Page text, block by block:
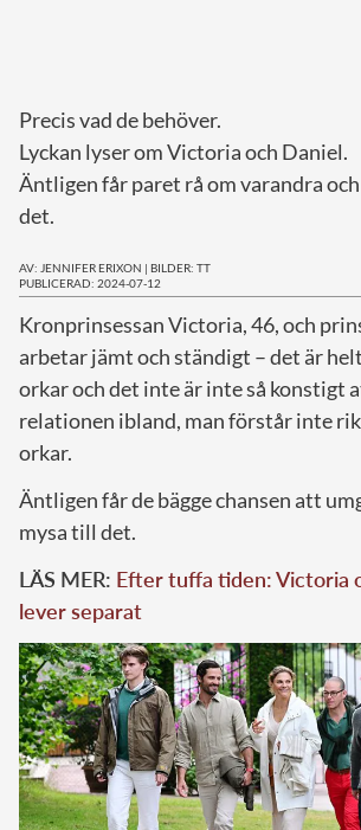
Precis vad de behöver.
Lyckan lyser om Victoria och Daniel.
Äntligen får paret rå om varandra
det.
AV: JENNIFER ERIXON | BILDER: TT
PUBLICERAD: 2024-07-12
Kronprinsessan Victoria, 46, och
arbetar jämt och ständigt – det är
orkar och det inte är inte så konstigt
relationen ibland, man förstår inte
orkar.
Äntligen får de bägge chansen att
mysa till det.
LÄS MER: Efter tuffa tiden: Victoria
lever separat